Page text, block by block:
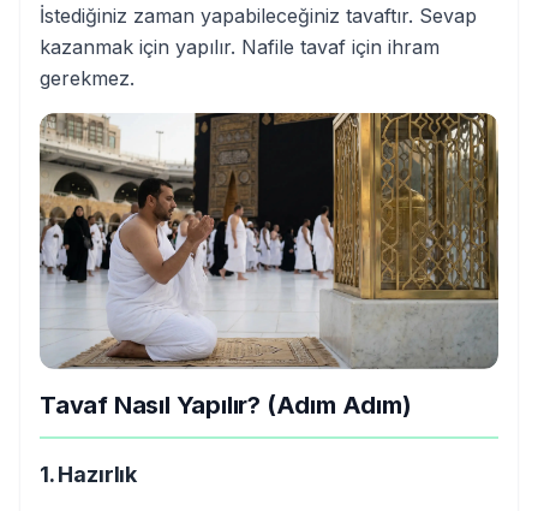
İstediğiniz zaman yapabileceğiniz tavaftır. Sevap
kazanmak için yapılır. Nafile tavaf için ihram
gerekmez.
Tavaf Nasıl Yapılır? (Adım Adım)
1. Hazırlık